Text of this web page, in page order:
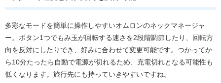
多彩なモードを簡単に操作しやすいオムロンのネックマネージャ
ー。ボタン1つでもみ玉が回転する速さを2段階調節したり、回転方
向を反対にしたりでき、好みに合わせて変更可能です。つかってか
ら10分たったら自動で電源が切れるため、充電切れとなる可能性も
低くなります。旅行先にも持っていきやすいですね。